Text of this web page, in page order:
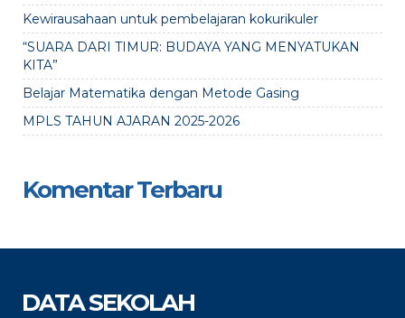
Kewirausahaan untuk pembelajaran kokurikuler
“SUARA DARI TIMUR: BUDAYA YANG MENYATUKAN
KITA”
Belajar Matematika dengan Metode Gasing
MPLS TAHUN AJARAN 2025-2026
Komentar Terbaru
DATA SEKOLAH